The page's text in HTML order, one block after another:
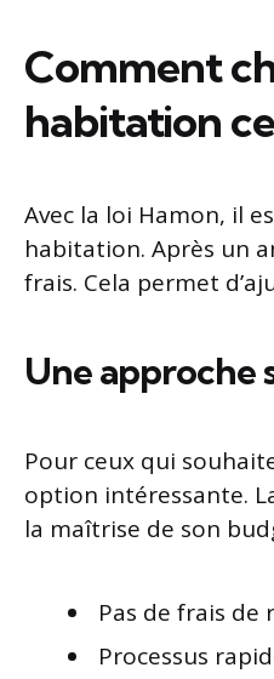
Comment
habitation
Avec la loi Hamon, il
habitation. Après un
frais. Cela permet
Une approche
Pour ceux qui
option intéressante.
la maîtrise de son
Pas de frais de
Processus